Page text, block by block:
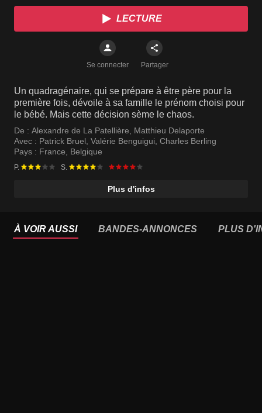
LECTURE
Se connecter Partager
Un quadragénaire, qui se prépare à être père pour la
première fois, dévoile à sa famille le prénom choisi pour
le bébé. Mais cette décision sème le chaos.
De : Alexandre de La Patellière
Matthieu Delaporte
Avec : Patrick Bruel Valérie Benguigui Charles Berling
Pays : France Belgique
P. S.
Plus d'infos
À VOIR AUSSI BANDES-ANNONCES PLUS